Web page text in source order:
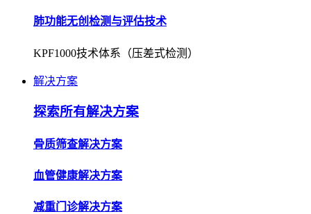
肺功能无创检测与评估技术
KPF1000技术体系（压差式检测）
解决方案
探索所有解决方案
骨质筛查解决方案
血管健康解决方案
减重门诊解决方案